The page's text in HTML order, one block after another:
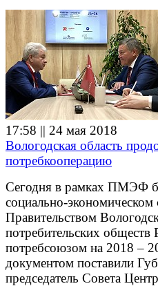
17:58 || 24 мая 2018
Вологодская область
потребкооперацию
Сегодня в рамках ПМЭФ
социально-
Правительством
потребительских
потребсоюзом на 2018 –
документом поставили
председатель Совета